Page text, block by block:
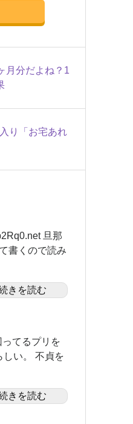
月分だよね？1
り「お宅あれ
旦那
書くので読み
きを読む
てるプリを
い。 不貞を
きを読む